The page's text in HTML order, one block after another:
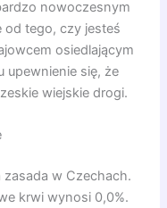
nowoczesnym
od tego, czy jesteś
osiedlającym
upewnienie się, że
wiejskie drogi.
zasada w Czechach.
krwi wynosi 0,0%.